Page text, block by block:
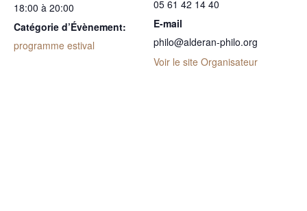
18:00 à 20:00
Catégorie d’Évènement:
programme estival
05 61 42 14 40
E-mail
philo@alderan-philo.org
Voir le site Organisateur